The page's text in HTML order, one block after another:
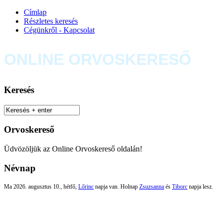
Címlap
Részletes keresés
Cégünkről - Kapcsolat
ONLINE ORVOSKERESŐ
Keresés
Orvoskereső
Üdvözöljük az Online Orvoskereső oldalán!
Névnap
Ma 2026. augusztus 10., hétfő, Lőrinc napja van. Holnap Zsuzsanna és Tiborc napja lesz.